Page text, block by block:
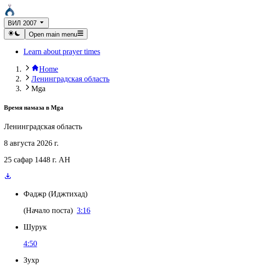
ВИЛ 2007
Open main menu
Learn about prayer times
Home
Ленинградская область
Mga
Время намаза в Mga
Ленинградская область
8 августа 2026 г.
25 сафар 1448 г. AH
Фаджр (Иджтихад)
(Начало поста) 3:16
Шурук
4:50
Зухр